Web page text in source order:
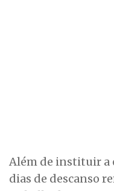
Além de instituir a
dias de descanso